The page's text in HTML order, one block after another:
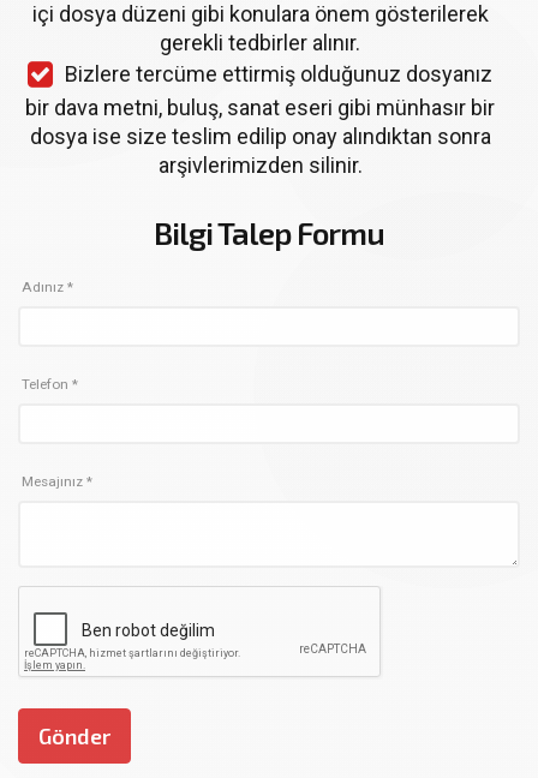
içi dosya düzeni gibi konulara önem gösterilerek
gerekli tedbirler alınır.
Bizlere tercüme ettirmiş olduğunuz dosyanız
bir dava metni, buluş, sanat eseri gibi münhasır bir
dosya ise size teslim edilip onay alındıktan sonra
arşivlerimizden silinir.
Bilgi Talep Formu
Adınız *
Telefon *
Mesajınız *